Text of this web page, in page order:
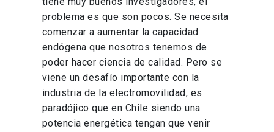
problema es que son pocos. Se necesita
comenzar a aumentar la capacidad
endógena que nosotros tenemos de
poder hacer ciencia de calidad. Pero se
viene un desafío importante con la
industria de la electromovilidad, es
paradójico que en Chile siendo una
potencia energética tengan que venir